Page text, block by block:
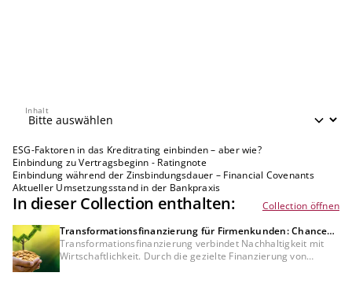
Inhalt
Inhalt
ESG-Faktoren in das Kreditrating einbinden – aber wie?
Einbindung zu Vertragsbeginn - Ratingnote
Einbindung während der Zinsbindungsdauer – Financial Covenants
Aktueller Umsetzungsstand in der Bankpraxis
In dieser Collection enthalten:
Collection öffnen
Transformationsfinanzierung für Firmenkunden: Chancen
für Kreditinstitute und Unternehmen
Transformationsfinanzierung verbindet Nachhaltigkeit mit
Wirtschaftlichkeit. Durch die gezielte Finanzierung von